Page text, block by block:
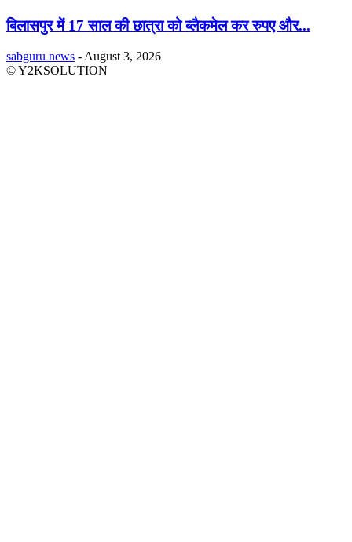
बिलासपुर में 17 साल की छात्रा को ब्लैकमेल कर रुपए और...
sabguru news - August 3, 2026
© Y2KSOLUTION